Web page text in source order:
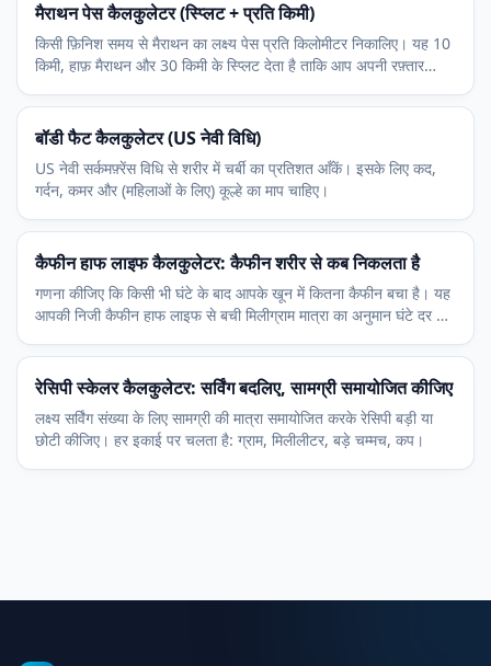
मैराथन पेस कैलकुलेटर (स्प्लिट + प्रति किमी)
किसी फ़िनिश समय से मैराथन का लक्ष्य पेस प्रति किलोमीटर निकालिए। यह 10
किमी, हाफ़ मैराथन और 30 किमी के स्प्लिट देता है ताकि आप अपनी रफ़्तार
बॉडी फैट कैलकुलेटर (US नेवी विधि)
US नेवी सर्कमफ़्रेंस विधि से शरीर में चर्बी का प्रतिशत आँकें। इसके लिए कद,
गर्दन, कमर और (महिलाओं के लिए) कूल्हे का माप चाहिए।
कैफीन हाफ लाइफ कैलकुलेटर: कैफीन शरीर से कब निकलता है
गणना कीजिए कि किसी भी घंटे के बाद आपके खून में कितना कैफीन बचा है। यह
आपकी निजी कैफीन हाफ लाइफ से बची मिलीग्राम मात्रा का अनुमान घंटे दर घंटे
रेसिपी स्केलर कैलकुलेटर: सर्विंग बदलिए, सामग्री समायोजित कीजिए
लक्ष्य सर्विंग संख्या के लिए सामग्री की मात्रा समायोजित करके रेसिपी बड़ी या
छोटी कीजिए। हर इकाई पर चलता है: ग्राम, मिलीलीटर, बड़े चम्मच, कप।